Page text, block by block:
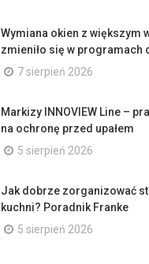
Wymiana okien z większym
zmieniło się w programach
7 sierpień 2026
Markizy INNOVIEW Line –
na ochronę przed upałem
5 sierpień 2026
Jak dobrze zorganizować
kuchni? Poradnik Franke
5 sierpień 2026